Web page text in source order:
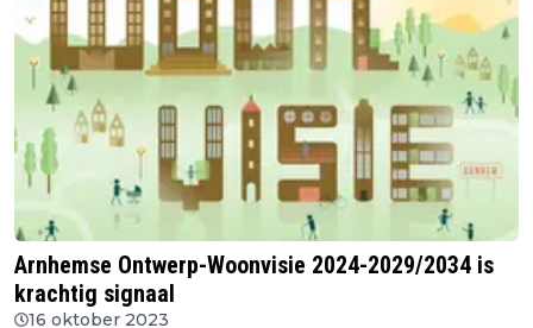
Arnhemse Ontwerp-Woonvisie 2024-2029/2034 is
krachtig signaal
16 oktober 2023